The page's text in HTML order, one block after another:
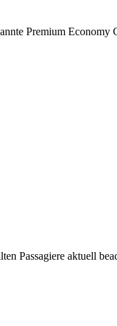
Premium Economy
Passagiere aktuell